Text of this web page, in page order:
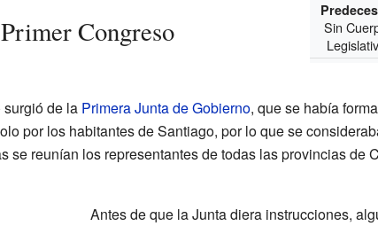
Sin
Congreso
surgió de la Primera Junta de Gobierno, que se había
por los habitantes de Santiago, por lo que se
se reunían los representantes de todas las provincias de
Antes de que la Junta diera instrucciones,